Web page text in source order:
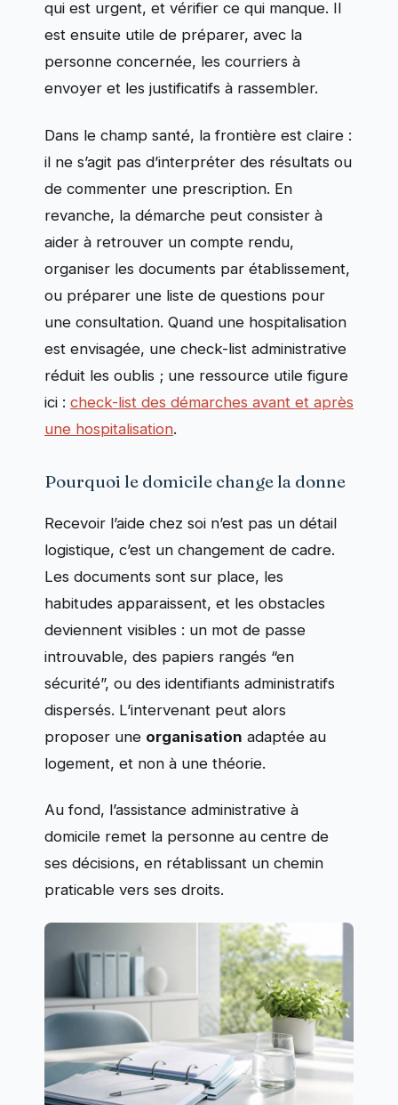
qui est urgent, et vérifier ce qui manque. Il
est ensuite utile de préparer, avec la
personne concernée, les courriers à
envoyer et les justificatifs à rassembler.
Dans le champ santé, la frontière est claire :
il ne s’agit pas d’interpréter des résultats ou
de commenter une prescription. En
revanche, la démarche peut consister à
aider à retrouver un compte rendu,
organiser les documents par établissement,
ou préparer une liste de questions pour
une consultation. Quand une hospitalisation
est envisagée, une check-list administrative
réduit les oublis ; une ressource utile figure
ici : check-list des démarches avant et après
une hospitalisation.
Pourquoi le domicile change la donne
Recevoir l’aide chez soi n’est pas un détail
logistique, c’est un changement de cadre.
Les documents sont sur place, les
habitudes apparaissent, et les obstacles
deviennent visibles : un mot de passe
introuvable, des papiers rangés “en
sécurité”, ou des identifiants administratifs
dispersés. L’intervenant peut alors
proposer une organisation adaptée au
logement, et non à une théorie.
Au fond, l’assistance administrative à
domicile remet la personne au centre de
ses décisions, en rétablissant un chemin
praticable vers ses droits.